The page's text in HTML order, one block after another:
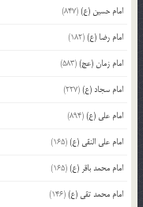
امام حسین (ع)(847)
امام رضا (ع)(182)
امام زمان (عج)(583)
امام سجاد (ع)(227)
امام علی (ع)(894)
امام علی النقی (ع)(165)
امام محمد باقر (ع)(165)
امام محمد تقی (ع)(146)